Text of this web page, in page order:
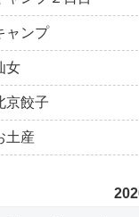
ャンプ
女
京餃子
土産